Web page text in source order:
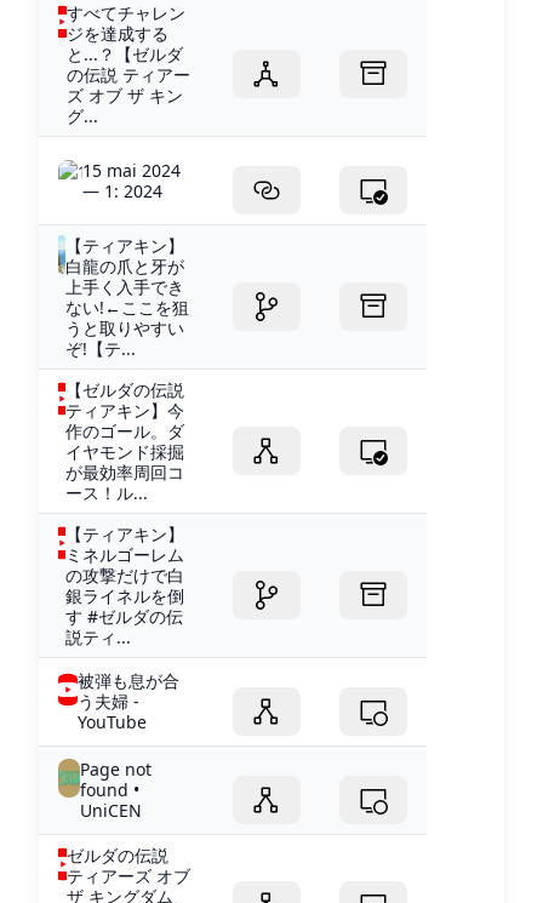
すべてチャレン
ジを達成する
と...？【ゼルダ
の伝説 ティアー
ズ オブ ザ キン
グ...
15 mai 2024
— 1: 2024
【ティアキン】
白龍の爪と牙が
上手く入手でき
ない!←ここを狙
うと取りやすい
ぞ!【テ...
【ゼルダの伝説
ティアキン】今
作のゴール。ダ
イヤモンド採掘
が最効率周回コ
ース！ル...
【ティアキン】
ミネルゴーレム
の攻撃だけで白
銀ライネルを倒
す #ゼルダの伝
説ティ...
被弾も息が合
う夫婦 -
YouTube
Page not
found •
UniCEN
ゼルダの伝説
ティアーズ オブ
ザ キングダム_